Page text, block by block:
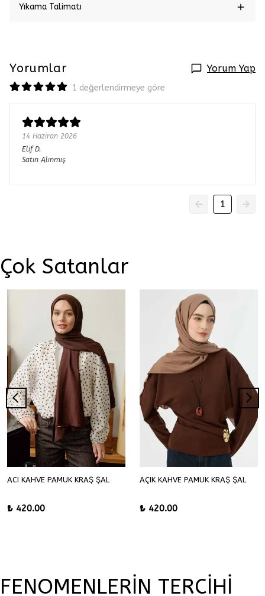
Yıkama Talimatı
Yorumlar Yorum Yap
1 değerlendirmeye göre
14 Haziran 2026
Elif D.
Satın Alınmış
1
Çok Satanlar
ACI KAHVE PAMUK KRAŞ ŞAL
₺ 420.00
AÇIK KAHVE PAMUK KRAŞ ŞAL
₺ 420.00
FENOMENLERİN TERCİHİ